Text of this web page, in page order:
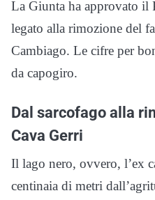
La Giunta ha approvato il
legato alla rimozione del
Cambiago. Le cifre per
da capogiro.
Dal sarcofago alla
Cava Gerri
Il lago nero, ovvero, l’ex
centinaia di metri